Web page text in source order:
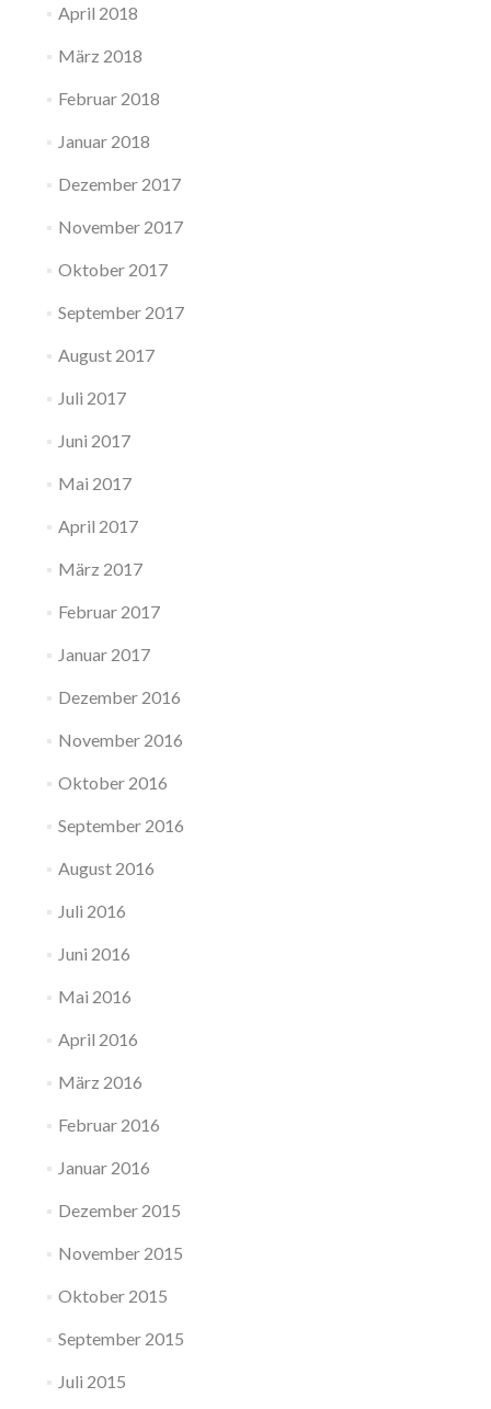
April 2018
März 2018
Februar 2018
Januar 2018
Dezember 2017
November 2017
Oktober 2017
September 2017
August 2017
Juli 2017
Juni 2017
Mai 2017
April 2017
März 2017
Februar 2017
Januar 2017
Dezember 2016
November 2016
Oktober 2016
September 2016
August 2016
Juli 2016
Juni 2016
Mai 2016
April 2016
März 2016
Februar 2016
Januar 2016
Dezember 2015
November 2015
Oktober 2015
September 2015
Juli 2015